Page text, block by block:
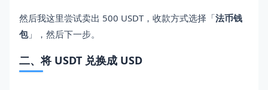
然后我这里尝试卖出 500 USDT，收款方式选择「法币钱
包」，然后下一步。
二、将 USDT 兑换成 USD